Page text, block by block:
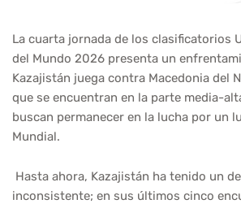
La cuarta jornada de los clasificatorios
del Mundo 2026 presenta un
Kazajistán juega contra Macedonia del
que se encuentran en la parte media-
buscan permanecer en la lucha por un
Mundial.
Hasta ahora, Kazajistán ha tenido un
inconsistente; en sus últimos cinco